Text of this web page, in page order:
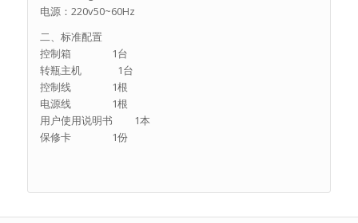
电源：220v50~60Hz
二、标准配置
控制箱 1台
转瓶主机 1台
控制线 1根
电源线 1根
用户使用说明书 1本
保修卡 1份